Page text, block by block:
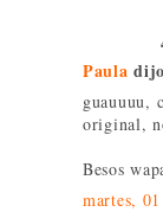
Paula
guauuuu,
original,
Besos
martes,